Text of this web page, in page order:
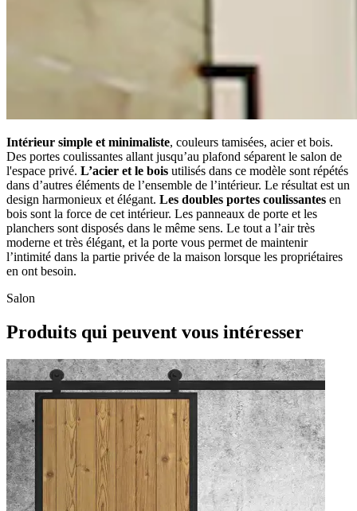
Intérieur simple et minimaliste, couleurs tamisées, acier et bois.
Des portes coulissantes allant jusqu’au plafond séparent le salon de
l'espace privé. L’acier et le bois utilisés dans ce modèle sont répétés
dans d’autres éléments de l’ensemble de l’intérieur. Le résultat est un
design harmonieux et élégant. Les doubles portes coulissantes en
bois sont la force de cet intérieur. Les panneaux de porte et les
planchers sont disposés dans le même sens. Le tout a l’air très
moderne et très élégant, et la porte vous permet de maintenir
l’intimité dans la partie privée de la maison lorsque les propriétaires
en ont besoin.
Salon
Produits qui peuvent vous intéresser